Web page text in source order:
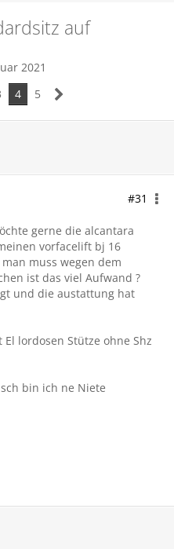
auf
2021
4 5
#31
gerne die alcantara
vorfacelift bj 16
muss wegen dem
ist das viel Aufwand ?
und die austattung hat
lordosen Stütze ohne Shz
bin ich ne Niete